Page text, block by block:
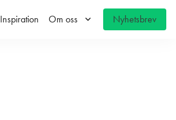
Inspiration Om oss keyboard_arrow_down Nyhetsbrev